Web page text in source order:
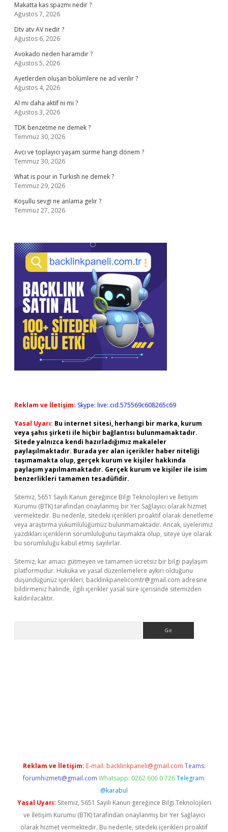
Makatta kas spazmı nedir ?
Ağustos 7, 2026
Dtv atv AV nedir ?
Ağustos 6, 2026
Avokado neden haramdır ?
Ağustos 5, 2026
Ayetlerden oluşan bölümlere ne ad verilir ?
Ağustos 4, 2026
Al mı daha aktif ni mi ?
Ağustos 3, 2026
TDK benzetme ne demek ?
Temmuz 30, 2026
Avcı ve toplayıcı yaşam sürme hangi dönem ?
Temmuz 30, 2026
What is pour in Turkish ne demek ?
Temmuz 29, 2026
Koşullu sevgi ne anlama gelir ?
Temmuz 27, 2026
Reklam ve İletişim: Skype: live:.cid.575569c608265c69
Yasal Uyarı: Bu internet sitesi, herhangi bir marka, kurum
veya şahıs şirketi ile hiçbir bağlantısı bulunmamaktadır.
Sitede yalnızca kendi hazırladığımız makaleler
paylaşılmaktadır. Burada yer alan içerikler haber niteliği
taşımamakta olup, gerçek kurum ve kişiler hakkında
paylaşım yapılmamaktadır. Gerçek kurum ve kişiler ile isim
benzerlikleri tamamen tesadüfidir.
Sitemiz, 5651 Sayılı Kanun gereğince Bilgi Teknolojileri ve İletişim
Kurumu (BTK) tarafından onaylanmış bir Yer Sağlayıcı olarak hizmet
vermektedir. Bu nedenle, sitedeki içerikleri proaktif olarak denetleme
veya araştırma yükümlülüğümüz bulunmamaktadır. Ancak, üyelerimiz
yazdıkları içeriklerin sorumluluğunu taşımakta olup, siteye üye olarak
bu sorumluluğu kabul etmiş sayılırlar.
Sitemiz, kar amacı gütmeyen ve tamamen ücretsiz bir bilgi paylaşım
platformudur. Hukuka ve yasal düzenlemelere aykırı olduğunu
düşündüğünüz içerikleri, backlinkpanelicomtr@gmail.com adresine
bildirmeniz halinde, ilgili içerikler yasal süre içerisinde sitemizden
kaldırılacaktır.
Reklam ve İletişim: E-mail: backlinkpaneli@gmail.com Teams:
forumhizmeti@gmail.com Whatsapp: 0262 606 0 726 Telegram:
@karabul
Yasal Uyarı: Sitemiz, 5651 Sayılı Kanun gereğince Bilgi Teknolojileri
ve İletişim Kurumu (BTK) tarafından onaylanmış bir Yer Sağlayıcı
olarak hizmet vermektedir. Bu nedenle, sitedeki içerikleri proaktif